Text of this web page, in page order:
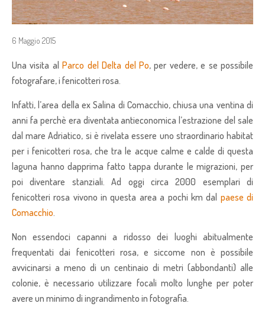
6 Maggio 2015
Una visita al Parco del Delta del Po, per vedere, e se possibile
fotografare, i fenicotteri rosa.
Infatti, l’area della ex Salina di Comacchio, chiusa una ventina di
anni fa perchè era diventata antieconomica l’estrazione del sale
dal mare Adriatico, si è rivelata essere uno straordinario habitat
per i fenicotteri rosa, che tra le acque calme e calde di questa
laguna hanno dapprima fatto tappa durante le migrazioni, per
poi diventare stanziali. Ad oggi circa 2000 esemplari di
fenicotteri rosa vivono in questa area a pochi km dal paese di
Comacchio.
Non essendoci capanni a ridosso dei luoghi abitualmente
frequentati dai fenicotteri rosa, e siccome non è possibile
avvicinarsi a meno di un centinaio di metri (abbondanti) alle
colonie, è necessario utilizzare focali molto lunghe per poter
avere un minimo di ingrandimento in fotografia.